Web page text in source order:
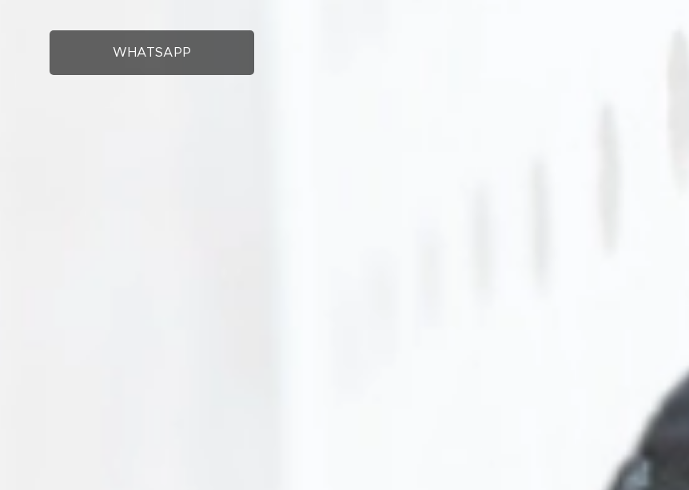
WHATSAPP